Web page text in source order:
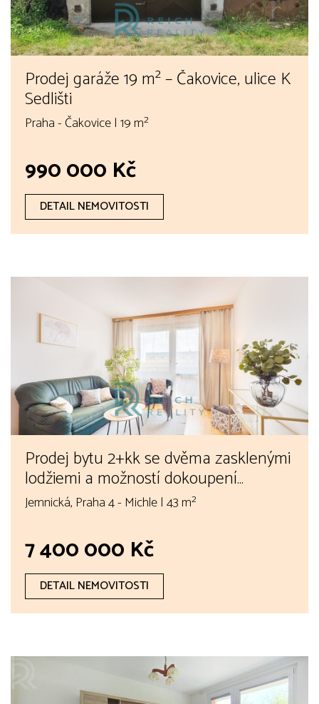
Prodej garáže 19 m² – Čakovice, ulice K
Sedlišti
Praha - Čakovice | 19 m²
990 000 Kč
DETAIL NEMOVITOSTI
Prodej bytu 2+kk se dvěma zasklenými
lodžiemi a možností dokoupení
parkovacího stání – Praha 4, Jemnická
Jemnická, Praha 4 - Michle | 43 m²
7 400 000 Kč
DETAIL NEMOVITOSTI